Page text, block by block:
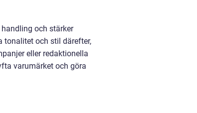
och stärker
tonalitet och stil därefter,
eller redaktionella
varumärket och göra